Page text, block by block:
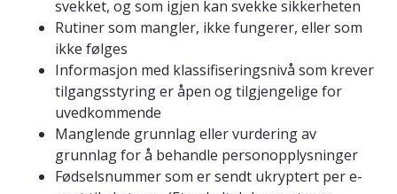
svekket, og som igjen kan svekke sikkerheten
Rutiner som mangler, ikke fungerer, eller som
ikke følges
Informasjon med klassifiseringsnivå som krever
tilgangsstyring er åpen og tilgjengelige for
uvedkommende
Manglende grunnlag eller vurdering av
grunnlag for å behandle personopplysninger
Fødselsnummer som er sendt ukryptert per e-